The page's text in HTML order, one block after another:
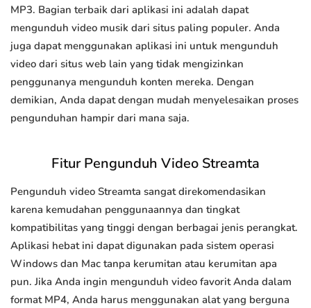
MP3. Bagian terbaik dari aplikasi ini adalah dapat
mengunduh video musik dari situs paling populer. Anda
juga dapat menggunakan aplikasi ini untuk mengunduh
video dari situs web lain yang tidak mengizinkan
penggunanya mengunduh konten mereka. Dengan
demikian, Anda dapat dengan mudah menyelesaikan proses
pengunduhan hampir dari mana saja.
Fitur Pengunduh Video Streamta
Pengunduh video Streamta sangat direkomendasikan
karena kemudahan penggunaannya dan tingkat
kompatibilitas yang tinggi dengan berbagai jenis perangkat.
Aplikasi hebat ini dapat digunakan pada sistem operasi
Windows dan Mac tanpa kerumitan atau kerumitan apa
pun. Jika Anda ingin mengunduh video favorit Anda dalam
format MP4, Anda harus menggunakan alat yang berguna